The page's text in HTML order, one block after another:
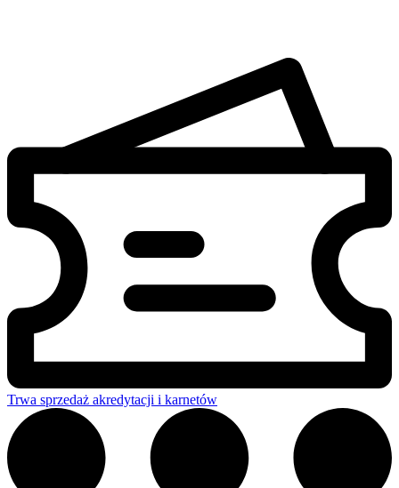
Trwa sprzedaż akredytacji i karnetów